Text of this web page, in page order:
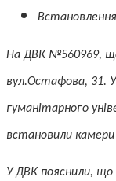
На ДВК №560969, що
вул.Остафова, 31. У
гуманітарного
встановили
У ДВК пояснили,